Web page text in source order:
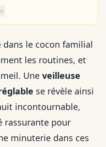
dans le cocon familial
les routines, et
Une veilleuse
se révèle ainsi
incontournable,
rassurante pour
minuterie dans ces